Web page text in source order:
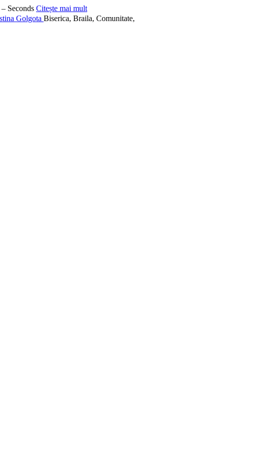
– Seconds Citește mai mult
Biserica, Braila, Comunitate,